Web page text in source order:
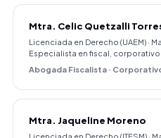
Mtra. Celic Quetzalli
Licenciada en Derecho (UAEM) ·
Especialista en fiscal,
Abogada Fiscalista ·
Mtra. Jaqueline Moreno